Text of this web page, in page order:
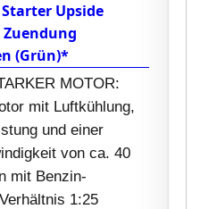
Upside
Zuendung
(Grün)*
MOTOR:
mit Luftkühlung,
und einer
von ca. 40
mit Benzin-
1:25